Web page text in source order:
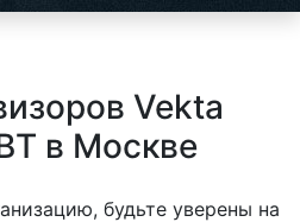
Vekta
в Москве
будьте уверены на